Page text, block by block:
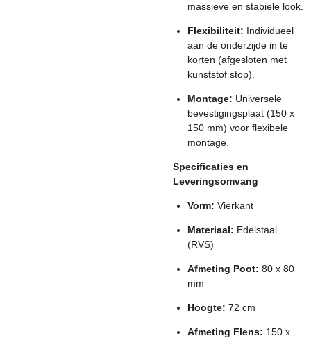
massieve en stabiele look.
Flexibiliteit: Individueel
aan de onderzijde in te
korten (afgesloten met
kunststof stop).
Montage: Universele
bevestigingsplaat (150 x
150 mm) voor flexibele
montage.
Specificaties en
Leveringsomvang
Vorm: Vierkant
Materiaal: Edelstaal
(RVS)
Afmeting Poot: 80 x 80
mm
Hoogte: 72 cm
Afmeting Flens: 150 x